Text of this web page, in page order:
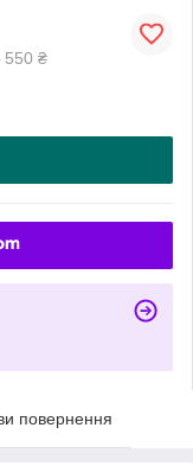
550 ₴
повернення